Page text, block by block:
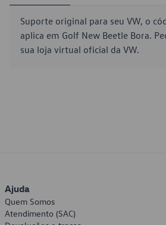
Suporte original para seu VW, o
aplica em Golf New Beetle Bora.
sua loja virtual oficial da VW.
Ajuda
Quem Somos
Atendimento (SAC)